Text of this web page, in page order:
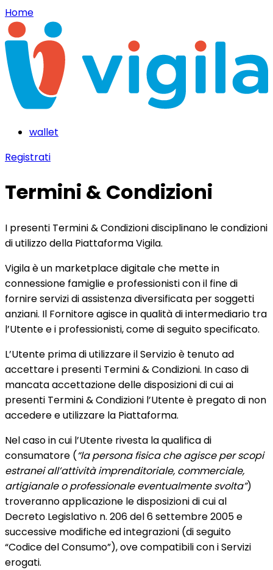
Home
wallet
Registrati
Termini & Condizioni
I presenti Termini & Condizioni disciplinano le condizioni
di utilizzo della Piattaforma Vigila.
Vigila è un marketplace digitale che mette in
connessione famiglie e professionisti con il fine di
fornire servizi di assistenza diversificata per soggetti
anziani. Il Fornitore agisce in qualità di intermediario tra
l’Utente e i professionisti, come di seguito specificato.
L’Utente prima di utilizzare il Servizio è tenuto ad
accettare i presenti Termini & Condizioni. In caso di
mancata accettazione delle disposizioni di cui ai
presenti Termini & Condizioni l’Utente è pregato di non
accedere e utilizzare la Piattaforma.
Nel caso in cui l’Utente rivesta la qualifica di
consumatore (“la persona fisica che agisce per scopi
estranei all’attività imprenditoriale, commerciale,
artigianale o professionale eventualmente svolta”)
troveranno applicazione le disposizioni di cui al
Decreto Legislativo n. 206 del 6 settembre 2005 e
successive modifiche ed integrazioni (di seguito
“Codice del Consumo”), ove compatibili con i Servizi
erogati.